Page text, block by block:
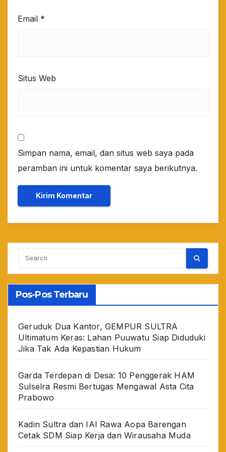
Email *
Situs Web
Simpan nama, email, dan situs web saya pada
peramban ini untuk komentar saya berikutnya.
Pos-Pos Terbaru
Geruduk Dua Kantor, GEMPUR SULTRA
Ultimatum Keras: Lahan Puuwatu Siap Diduduki
Jika Tak Ada Kepastian Hukum
Garda Terdepan di Desa: 10 Penggerak HAM
Sulselra Resmi Bertugas Mengawal Asta Cita
Prabowo
Kadin Sultra dan IAI Rawa Aopa Barengan
Cetak SDM Siap Kerja dan Wirausaha Muda